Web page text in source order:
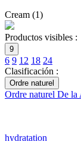
Cream (1)
Productos visibles :
9
6 9 12 18 24
Clasificación :
Ordre naturel
Ordre naturel De la
hydratation